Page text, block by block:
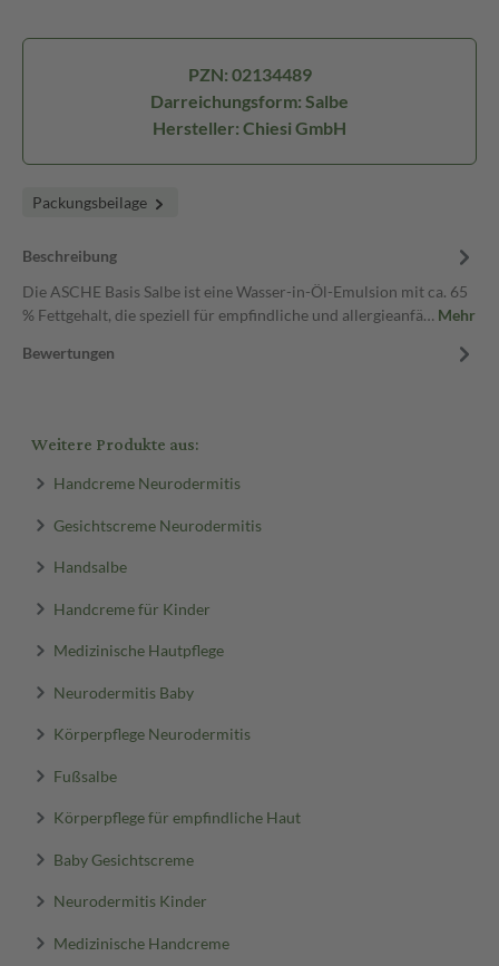
PZN: 02134489
Darreichungsform: Salbe
Hersteller: Chiesi GmbH
Packungsbeilage
Beschreibung
Die ASCHE Basis Salbe ist eine Wasser-in-Öl-Emulsion mit ca. 65
% Fettgehalt, die speziell für empfindliche und allergieanfä… Mehr
Bewertungen
Weitere Produkte aus:
Handcreme Neurodermitis
Gesichtscreme Neurodermitis
Handsalbe
Handcreme für Kinder
Medizinische Hautpflege
Neurodermitis Baby
Körperpflege Neurodermitis
Fußsalbe
Körperpflege für empfindliche Haut
Baby Gesichtscreme
Neurodermitis Kinder
Medizinische Handcreme